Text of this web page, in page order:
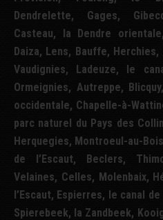
Dendrelette, Gages,
Casteau, la Dendre
Daiza, Lens, Bauffe,
Vaudignies, Ladeuze, le
Ormeignies, Autreppe,
occidentale, Chapelle-à-
parc naturel du Pays des
Herquegies, Montroeul-au-
de l’Escaut, Beclers,
Velaines, Celles, Molenbaix,
l’Escaut, Espierres, le canal
Spierebeek, la Zandbeek,